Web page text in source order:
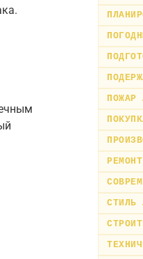
ПОЖАР
СТИЛЬ